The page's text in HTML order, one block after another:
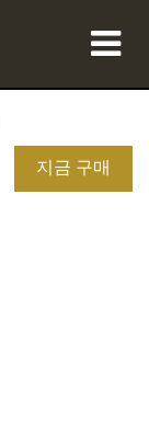
지금 구매